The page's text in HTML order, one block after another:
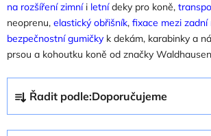
na rozšíření zimníi letnídeky pro koně,
neoprenu, elastický obřišník, fixace mezi zadní
bezpečnostní gumičky k dekám, karabinky a
prsou a kohoutku koně od značky Waldhausen
a
z
Řadit podle:Doporučujeme